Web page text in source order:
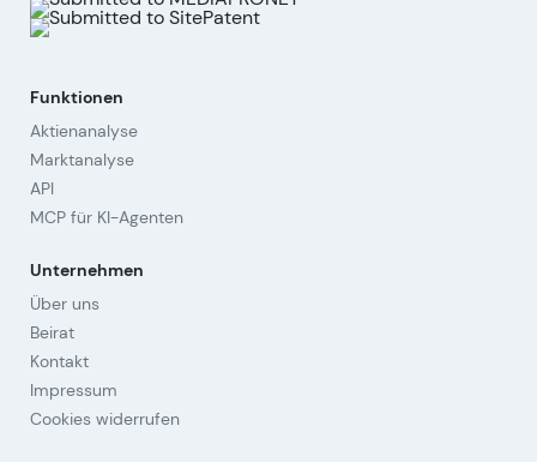
Funktionen
Aktienanalyse
Marktanalyse
API
MCP für KI-Agenten
Unternehmen
Über uns
Beirat
Kontakt
Impressum
Cookies widerrufen